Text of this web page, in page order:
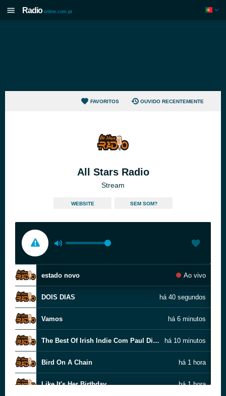
Radio online.com.pt
FAVORITOS OUVIDO RECENTEMENTE
All Stars Radio
Stream
WEBSITE SEM SOM?
estado novo Ao vivo
DOIS DIAS há 40 segundos
Vamos há 6 minutos
The Best Of Irish Indie Com Paul Dillon há 10 minutos
Bird On A Chain há 1 hora
Like It's Her Birthday há 1 hora